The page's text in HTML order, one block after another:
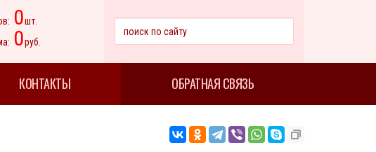
0шт.
0руб.
КОНТАКТЫ ОБРАТНАЯ СВЯЗЬ